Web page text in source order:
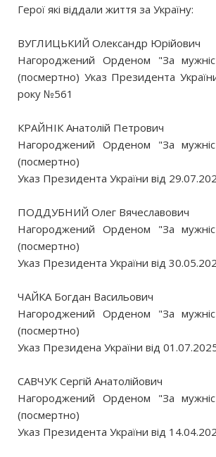
Герої які віддали життя за Україну:
ВУГЛИЦЬКИЙ Олександр Юрійович
Нагороджений Орденом "За
(посмертно) Указ Президента
року №561
КРАЙНІК Анатолій Петрович
Нагороджений Орденом "За
(посмертно)
Указ Президента України від
ПОДДУБНИЙ Олег Вячеславович
Нагороджений Орденом "За
(посмертно)
Указ Президента України від
ЧАЙКА Богдан Васильович
Нагороджений Орденом "За
(посмертно)
Указ Президена України від
САВЧУК Сергій Анатолійович
Нагороджений Орденом "За
(посмертно)
Указ Президента України від